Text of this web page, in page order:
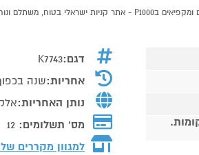
דגם:K7743
אחריות:שנה
נותן האחריות:
מס' תשלומים: 12
למגוון מקררים